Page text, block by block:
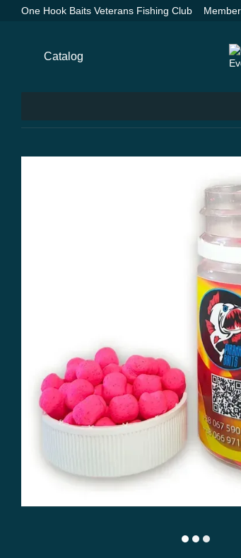
Skip to main content
One Hook Baits Veterans Fishing Club
Catalog